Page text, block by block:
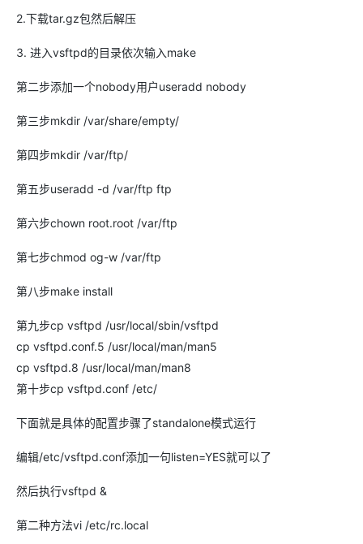
2.下载tar.gz包然后解压
3. 进入vsftpd的目录依次输入make
第二步添加一个nobody用户useradd nobody
第三步mkdir /var/share/empty/
第四步mkdir /var/ftp/
第五步useradd -d /var/ftp ftp
第六步chown root.root /var/ftp
第七步chmod og-w /var/ftp
第八步make install
第九步cp vsftpd /usr/local/sbin/vsftpd
cp vsftpd.conf.5 /usr/local/man/man5
cp vsftpd.8 /usr/local/man/man8
第十步cp vsftpd.conf /etc/
下面就是具体的配置步骤了standalone模式运行
编辑/etc/vsftpd.conf添加一句listen=YES就可以了
然后执行vsftpd &
第二种方法vi /etc/rc.local